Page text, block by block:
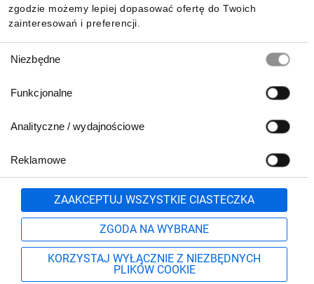
zgodzie możemy lepiej dopasować ofertę do Twoich
zainteresowań i preferencji.
zgody
Niezbędne
Funkcjonalne
Analityczne / wydajnościowe
Reklamowe
ZAAKCEPTUJ WSZYSTKIE CIASTECZKA
ZGODA NA WYBRANE
KORZYSTAJ WYŁĄCZNIE Z NIEZBĘDNYCH
PLIKÓW COOKIE
801 500 700 lub
71 37 61 600
Formularz kontaktowy